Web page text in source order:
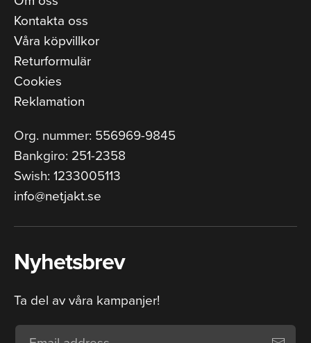
Kontakta oss
Våra köpvillkor
Returformulär
Cookies
Reklamation
Org. nummer: 556969-9845
Bankgiro: 251-2358
Swish: 1233005113
info@netjakt.se
Nyhetsbrev
Ta del av våra kampanjer!